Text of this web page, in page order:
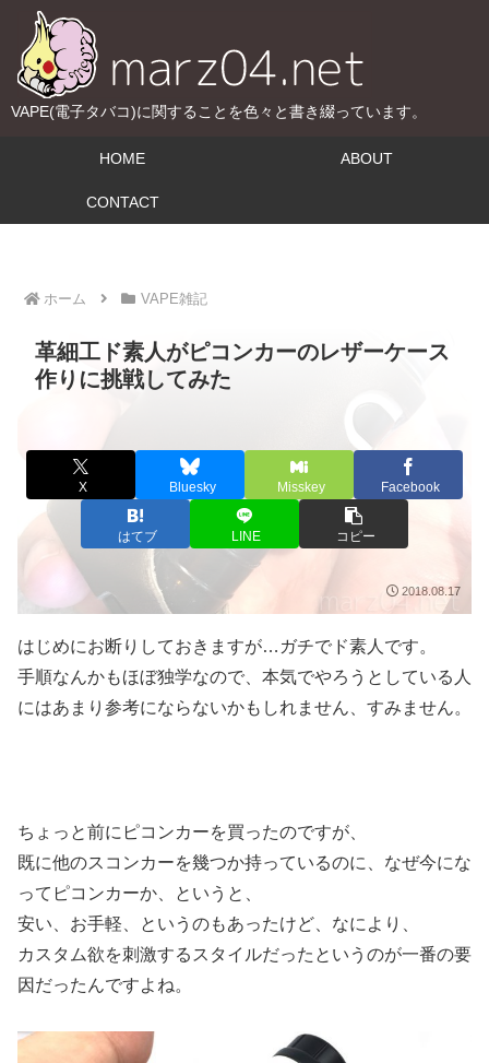
VAPE(電子タバコ)に関することを色々と書き綴っています。
HOME ABOUT
CONTACT
ホーム VAPE雑記
革細工ド素人がピコンカーのレザーケース
作りに挑戦してみた
X Bluesky Misskey Facebook
はてブ LINE コピー
2018.08.17
はじめにお断りしておきますが…ガチでド素人です。
手順なんかもほぼ独学なので、本気でやろうとしている人
にはあまり参考にならないかもしれません、すみません。
ちょっと前にピコンカーを買ったのですが、
既に他のスコンカーを幾つか持っているのに、なぜ今にな
ってピコンカーか、というと、
安い、お手軽、というのもあったけど、なにより、
カスタム欲を刺激するスタイルだったというのが一番の要
因だったんですよね。